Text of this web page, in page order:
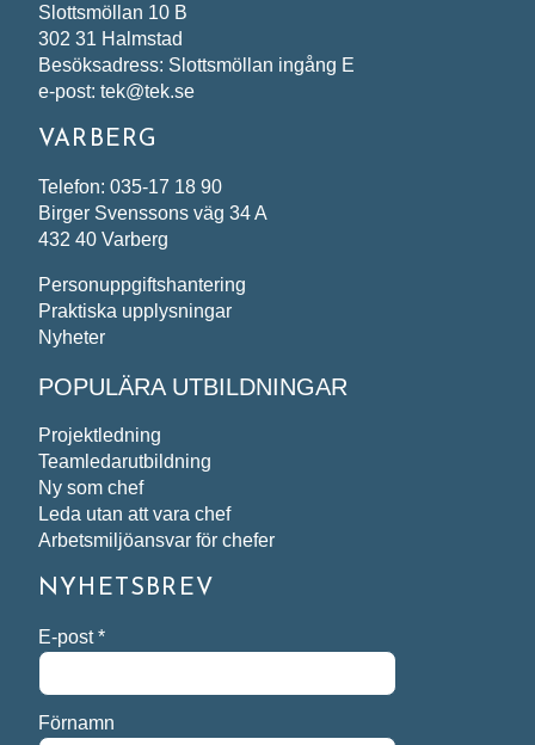
Slottsmöllan 10 B
302 31 Halmstad
Besöksadress: Slottsmöllan ingång E
e-post: tek@tek.se
VARBERG
Telefon: 035-17 18 90
Birger Svenssons väg 34 A
432 40 Varberg
Personuppgiftshantering
Praktiska upplysningar
Nyheter
POPULÄRA UTBILDNINGAR
Projektledning
Teamledarutbildning
Ny som chef
Leda utan att vara chef
Arbetsmiljöansvar för chefer
NYHETSBREV
E-post*
Förnamn